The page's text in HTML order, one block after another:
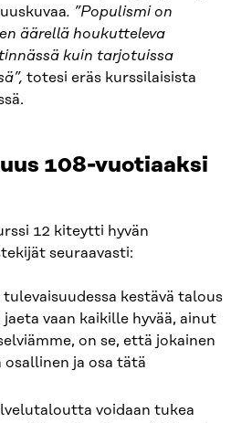
. ”Populismi on
äärellä houkutteleva
kuin tarjotuissa
totesi eräs kurssilaisista
108-vuotiaaksi
12 kiteytti hyvän
seuraavasti:
tulevaisuudessa kestävä talous
vaan kaikille hyvää, ainut
on se, että jokainen
osallinen ja osa tätä
voidaan tukea